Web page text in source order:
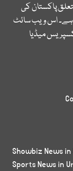
پاکستان کی
ہے۔ اس ویب سائٹ
میڈیا
Showbiz News in
Sports News in